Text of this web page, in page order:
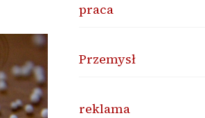
praca
Przemysł
reklama